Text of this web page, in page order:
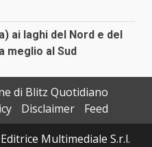
ai laghi del Nord e del
meglio al Sud
di Blitz Quotidiano
Disclaimer
Feed
Multimediale S.r.l.